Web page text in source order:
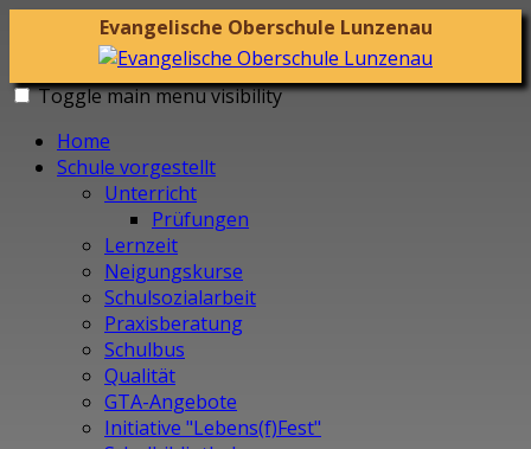
Evangelische Oberschule Lunzenau
Toggle main menu visibility
Home
Schule vorgestellt
Unterricht
Prüfungen
Lernzeit
Neigungskurse
Schulsozialarbeit
Praxisberatung
Schulbus
Qualität
GTA-Angebote
Initiative "Lebens(f)Fest"